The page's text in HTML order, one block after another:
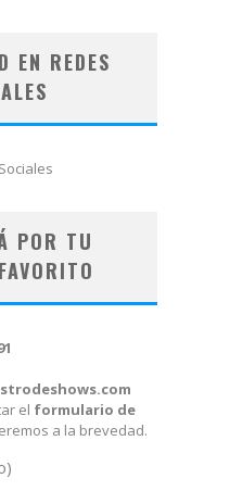
EN REDES
POR TU
el formulario de
a la brevedad.